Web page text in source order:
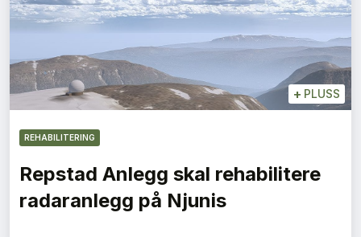
+ PLUSS
REHABILITERING
Repstad Anlegg skal rehabilitere
radaranlegg på Njunis